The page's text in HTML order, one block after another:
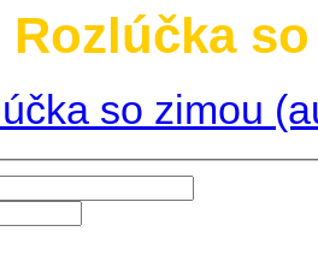
Rozlúčka
so zimou